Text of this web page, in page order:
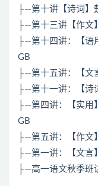
├—第十讲【诗词】
├—第十三讲【作文
├—第十四讲：【语
GB
├—第十五讲：【文
├—第十一讲：【诗
├—第四讲：【实用
GB
├—第五讲：【作文
├—第一讲：【文言
├—高一语文秋季班